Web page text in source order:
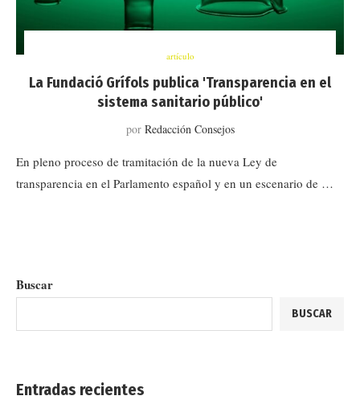
artículo
La Fundació Grífols publica 'Transparencia en el
sistema sanitario público'
por Redacción Consejos
En pleno proceso de tramitación de la nueva Ley de
transparencia en el Parlamento español y en un escenario de …
Buscar
BUSCAR
Entradas recientes